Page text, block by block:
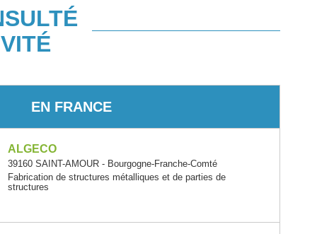
EN FRANCE
ALGECO
39160 SAINT-AMOUR - Bourgogne-Franche-Comté
Fabrication de structures métalliques et de parties de
structures